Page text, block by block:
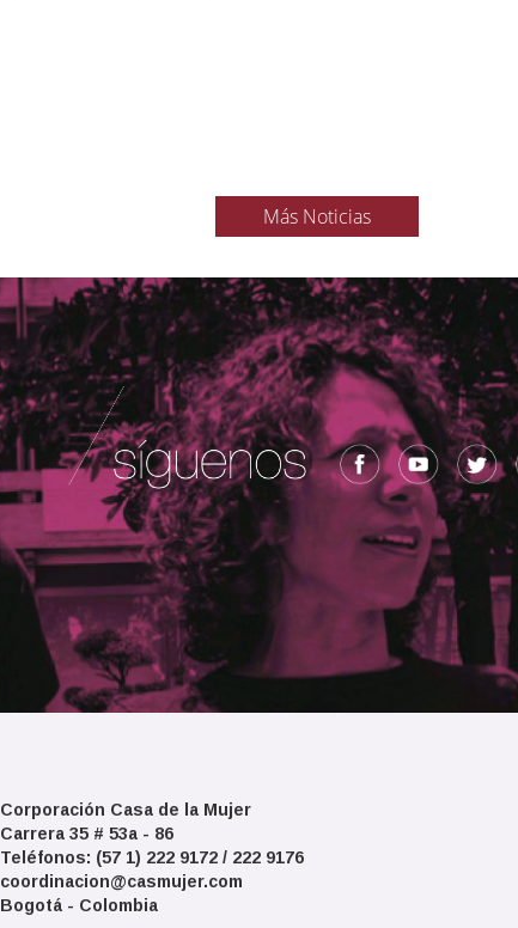
Más Noticias
Corporación Casa de la Mujer
Carrera 35 # 53a - 86
Teléfonos: (57 1) 222 9172 / 222 9176
coordinacion@casmujer.com
Bogotá - Colombia